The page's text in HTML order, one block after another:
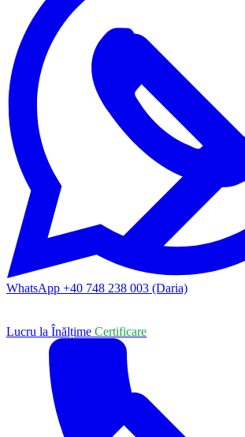
WhatsApp +40 748 238 003 (Daria)
Lucru la Înălțime Certificare